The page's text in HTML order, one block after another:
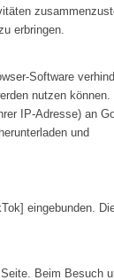
erbringen.
Software
nutzen
IP-Adresse) an
und
eingebunden.
Beim Besuch